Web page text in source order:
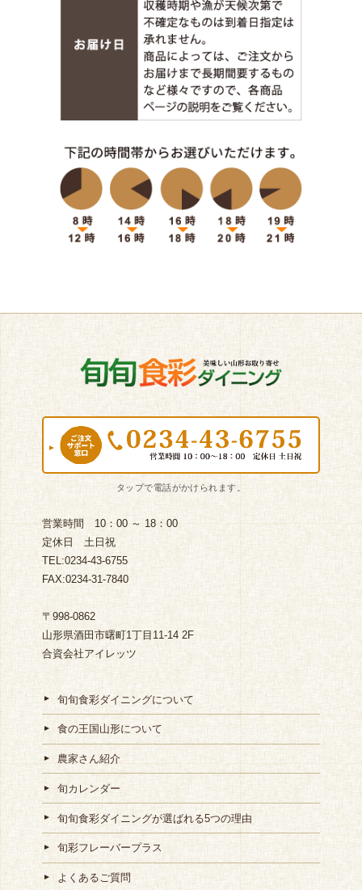
営業時間 10：00 ～ 18：00
定休日 土日祝
TEL:0234-43-6755
FAX:0234-31-7840
〒998-0862
山形県酒田市曙町1丁目11-14 2F
合資会社アイレッツ
旬旬食彩ダイニングについて
食の王国山形について
農家さん紹介
旬カレンダー
旬旬食彩ダイニングが選ばれる5つの理由
旬彩フレーバープラス
よくあるご質問